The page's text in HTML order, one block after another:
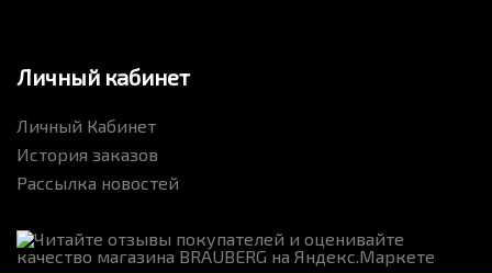
Личный кабинет
Личный Кабинет
История заказов
Рассылка новостей